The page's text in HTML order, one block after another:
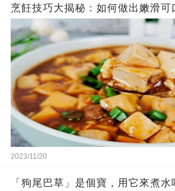
烹飪技巧大揭秘：如何做出嫩滑可
2023/11/20
「狗尾巴草」是個寶，用它來煮